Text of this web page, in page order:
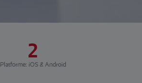
2
Platforme: iOS & Android